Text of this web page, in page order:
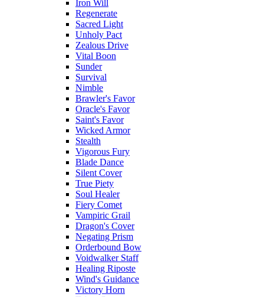
Iron Will
Regenerate
Sacred Light
Unholy Pact
Zealous Drive
Vital Boon
Sunder
Survival
Nimble
Brawler's Favor
Oracle's Favor
Saint's Favor
Wicked Armor
Stealth
Vigorous Fury
Blade Dance
Silent Cover
True Piety
Soul Healer
Fiery Comet
Vampiric Grail
Dragon's Cover
Negating Prism
Orderbound Bow
Voidwalker Staff
Healing Riposte
Wind's Guidance
Victory Horn